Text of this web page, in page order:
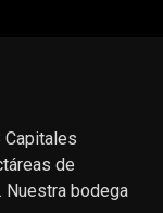
Capitales
de
Nuestra bodega